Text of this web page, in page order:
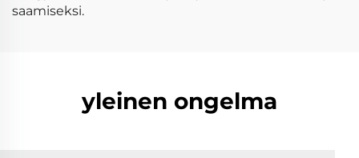
saamiseksi.
yleinen ongelma